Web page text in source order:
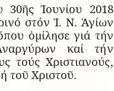
Ἰουνίου 2018
στόν Ἱ. Ν. Ἁγίων
ὁμίλησε γιά τήν
καί τήν
τούς Χριστιανούς,
τοῦ Χριστοῦ.